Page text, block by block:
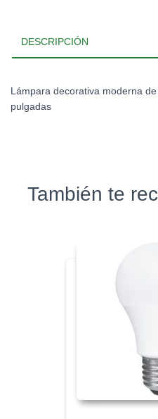
DESCRIPCIÓN
Lámpara decorativa moderna
pulgadas
También te